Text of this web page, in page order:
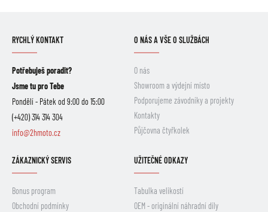
RYCHLÝ KONTAKT
Potřebuješ poradit?
Jsme tu pro Tebe
Pondělí - Pátek od 9:00 do 15:00
(+420) 314 314 304
info@2hmoto.cz
O NÁS A VŠE O SLUŽBÁCH
O nás
Showroom a výdejní místo
Podporujeme závodníky a projekty
Kontakty
Půjčovna čtyřkolek
ZÁKAZNICKÝ SERVIS
Bonus program
Obchodní podmínky
UŽITEČNÉ ODKAZY
Tabulka velikostí
OEM - originální náhradní díly